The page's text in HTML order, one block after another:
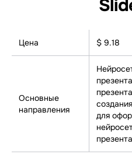
Цена $ 9.18
Основные
направления
для